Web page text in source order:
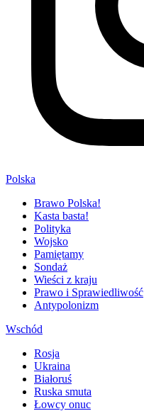
Polska
Brawo Polska!
Kasta basta!
Polityka
Wojsko
Pamiętamy
Sondaż
Wieści z kraju
Prawo i Sprawiedliwość
Antypolonizm
Wschód
Rosja
Ukraina
Białoruś
Ruska smuta
Łowcy onuc